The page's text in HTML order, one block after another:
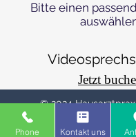
Bitte einen
Jetzt
© 2024
Tel: 05041 -
Phone Kontakt uns